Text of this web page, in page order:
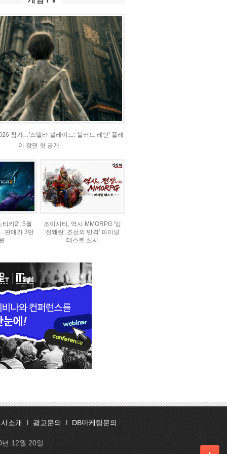
참가…'스텔라 블레이드: 블러드 레인' 플레
이 장면 첫 공개
티카2', 5월
판매가 3만
조이시티, 역사 MMORPG '임
진왜란: 조선의 반격' 파이널
테스트 실시
소개 l 광고문의 l DB마케팅문의
12월 20일